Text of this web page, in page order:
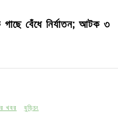
গাছে বেঁধে নির্যাতন; আটক ৩
খবর বুড়িচং